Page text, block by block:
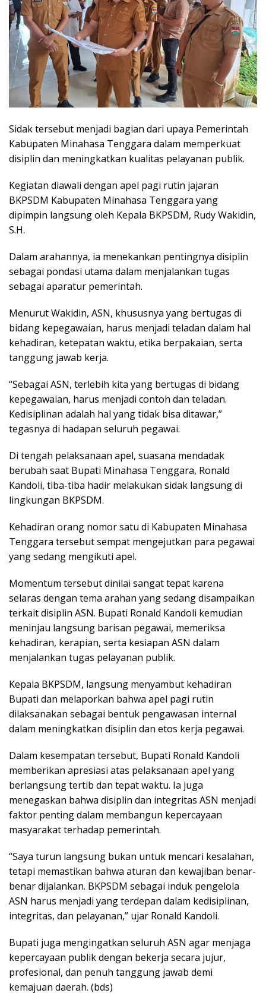
Sidak tersebut menjadi bagian dari upaya Pemerintah
Kabupaten Minahasa Tenggara dalam memperkuat
disiplin dan meningkatkan kualitas pelayanan publik.
Kegiatan diawali dengan apel pagi rutin jajaran
BKPSDM Kabupaten Minahasa Tenggara yang
dipimpin langsung oleh Kepala BKPSDM, Rudy Wakidin,
S.H.
Dalam arahannya, ia menekankan pentingnya disiplin
sebagai pondasi utama dalam menjalankan tugas
sebagai aparatur pemerintah.
Menurut Wakidin, ASN, khususnya yang bertugas di
bidang kepegawaian, harus menjadi teladan dalam hal
kehadiran, ketepatan waktu, etika berpakaian, serta
tanggung jawab kerja.
“Sebagai ASN, terlebih kita yang bertugas di bidang
kepegawaian, harus menjadi contoh dan teladan.
Kedisiplinan adalah hal yang tidak bisa ditawar,”
tegasnya di hadapan seluruh pegawai.
Di tengah pelaksanaan apel, suasana mendadak
berubah saat Bupati Minahasa Tenggara, Ronald
Kandoli, tiba-tiba hadir melakukan sidak langsung di
lingkungan BKPSDM.
Kehadiran orang nomor satu di Kabupaten Minahasa
Tenggara tersebut sempat mengejutkan para pegawai
yang sedang mengikuti apel.
Momentum tersebut dinilai sangat tepat karena
selaras dengan tema arahan yang sedang disampaikan
terkait disiplin ASN. Bupati Ronald Kandoli kemudian
meninjau langsung barisan pegawai, memeriksa
kehadiran, kerapian, serta kesiapan ASN dalam
menjalankan tugas pelayanan publik.
Kepala BKPSDM, langsung menyambut kehadiran
Bupati dan melaporkan bahwa apel pagi rutin
dilaksanakan sebagai bentuk pengawasan internal
dalam meningkatkan disiplin dan etos kerja pegawai.
Dalam kesempatan tersebut, Bupati Ronald Kandoli
memberikan apresiasi atas pelaksanaan apel yang
berlangsung tertib dan tepat waktu. Ia juga
menegaskan bahwa disiplin dan integritas ASN menjadi
faktor penting dalam membangun kepercayaan
masyarakat terhadap pemerintah.
“Saya turun langsung bukan untuk mencari kesalahan,
tetapi memastikan bahwa aturan dan kewajiban benar-
benar dijalankan. BKPSDM sebagai induk pengelola
ASN harus menjadi yang terdepan dalam kedisiplinan,
integritas, dan pelayanan,” ujar Ronald Kandoli.
Bupati juga mengingatkan seluruh ASN agar menjaga
kepercayaan publik dengan bekerja secara jujur,
profesional, dan penuh tanggung jawab demi
kemajuan daerah. (bds)